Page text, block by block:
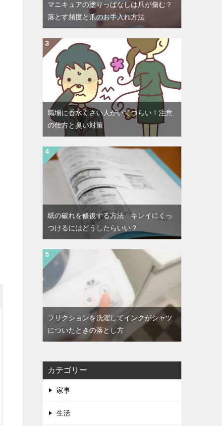
マニキュアの塗りっぱなしは爪が傷む？
落とす頻度と爪のお手入れ方法
職場に香水くさい人がいてつらい！注意
の仕方と臭い対策
紙の破れを修復する方法 キレイにくっ
つけるにはどうしたらいい？
フリクションを洗濯してインクがシャツ
についたときの落とし方
カテゴリー
家事
生活